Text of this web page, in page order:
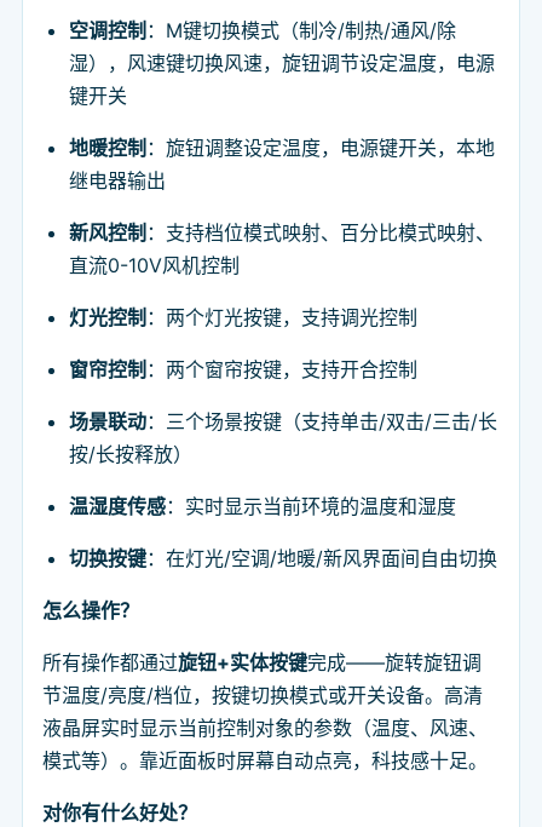
空调控制 ：M键切换模式（制冷/制热/通风/除
湿），风速键切换风速，旋钮调节设定温度，电源
键开关
地暖控制 ：旋钮调整设定温度，电源键开关，本地
继电器输出
新风控制 ：支持档位模式映射、百分比模式映射、
直流0-10V风机控制
灯光控制 ：两个灯光按键，支持调光控制
窗帘控制 ：两个窗帘按键，支持开合控制
场景联动：三个场景按键（支持单击/双击/三击/长
按/长按释放）
温湿度传感：实时显示当前环境的温度和湿度
切换按键：在灯光/空调/地暖/新风界面间自由切换
怎么操作？
所有操作都通过旋钮+实体按键完成——旋转旋钮调
节温度/亮度/档位，按键切换模式或开关设备。高清
液晶屏实时显示当前控制对象的参数（温度、风速、
模式等）。靠近面板时屏幕自动点亮，科技感十足。
对你有什么好处？